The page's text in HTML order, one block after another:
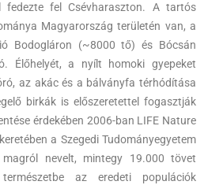
fedezte fel Csévharaszton. A tartós
Magyarország területén van, a
Bodogláron (~8000 tő) és Bócsán
Élőhelyét, a nyílt homoki gyepeket
az akác és a bálványfa térhódítása
birkák is előszeretettel fogasztják
érdekében 2006-ban LIFE Nature
a Szegedi Tudományegyetem
magról nevelt, mintegy 19.000 tövet
az eredeti populációk